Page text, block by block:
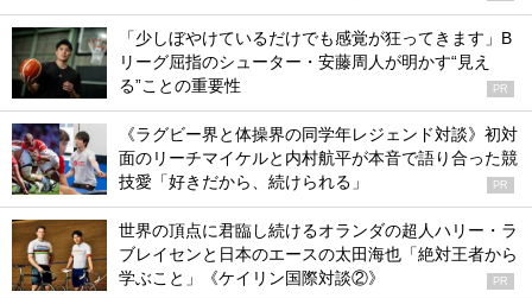
「少しぼやけているだけでも感覚が狂ってきます」B
リーグ屈指のシューター・安藤周人が明かす“見え
る”ことの重要性
PR
《ラグビー界と体操界の同学年レジェンド対談》初対
面のリーチマイケルと内村航平が本音で語り合った競
技愛「好きだから、続けられる」
PR
世界の頂点に君臨し続けるオランダの超人ハリー・ラ
ブレイセンと日本のエースの太田海也「絶対王者から
学ぶこと」《ケイリン国際対談②》
PR